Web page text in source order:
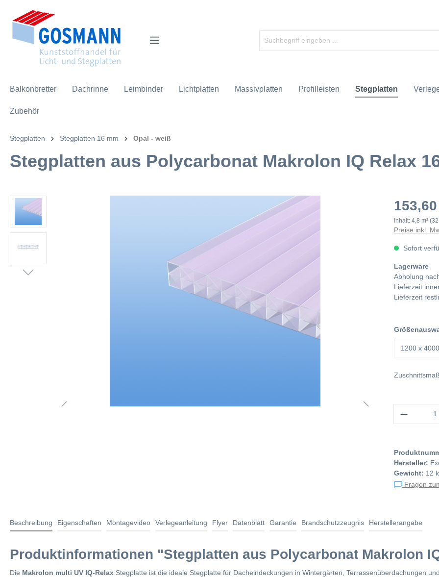
springen
Balkonbretter Dachrinne Leimbinder Lichtplatten Massivplatten Profilleisten Stegplatten
Zubehör
Stegplatten Stegplatten 16 mm Opal - weiß
Stegplatten aus Polycarbonat Makrolon IQ Relax
Inhalt: 4,8 m²
Preise inkl.
Sofort
Lagerware
Abholung
Lieferzeit
Lieferzeit
Zuschnittsmaß
Hersteller:
Gewicht: 12
Fragen
Beschreibung Eigenschaften Montagevideo Verlegeanleitung Flyer Datenblatt Garantie Brandschutzzeugnis Herstellerangabe
Produktinformationen "Stegplatten aus Polycarbonat Makrolon
Die Makrolon multi UV IQ-Relax Stegplatte ist die ideale Stegplatte für Dacheindeckungen in Wintergärten, Terrassenüberdachungen